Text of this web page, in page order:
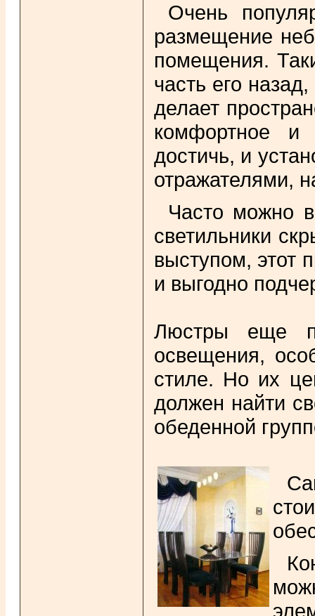
Очень
размещение
помещения.
часть его
делает
комфортное и
достичь, и
отражателями,
Часто можно
светильники
выступом, этот
и выгодно
Люстры еще
освещения,
стиле. Но их
должен найти
обеденной